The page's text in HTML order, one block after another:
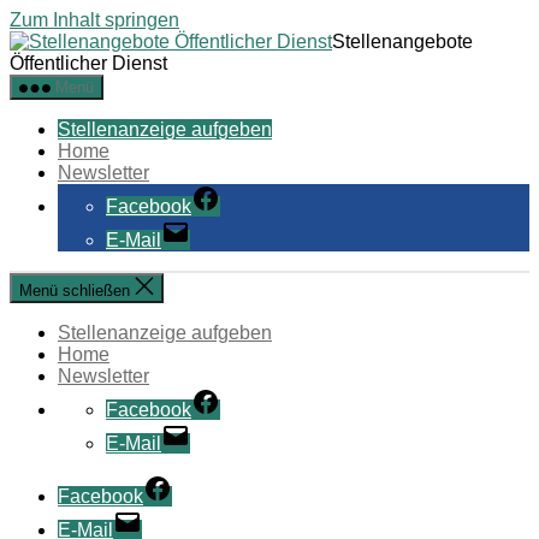
Zum Inhalt springen
Stellenangebote
Öffentlicher Dienst
Menü
Stellenanzeige aufgeben
Home
Newsletter
Facebook
E-Mail
Menü schließen
Stellenanzeige aufgeben
Home
Newsletter
Facebook
E-Mail
Facebook
E-Mail